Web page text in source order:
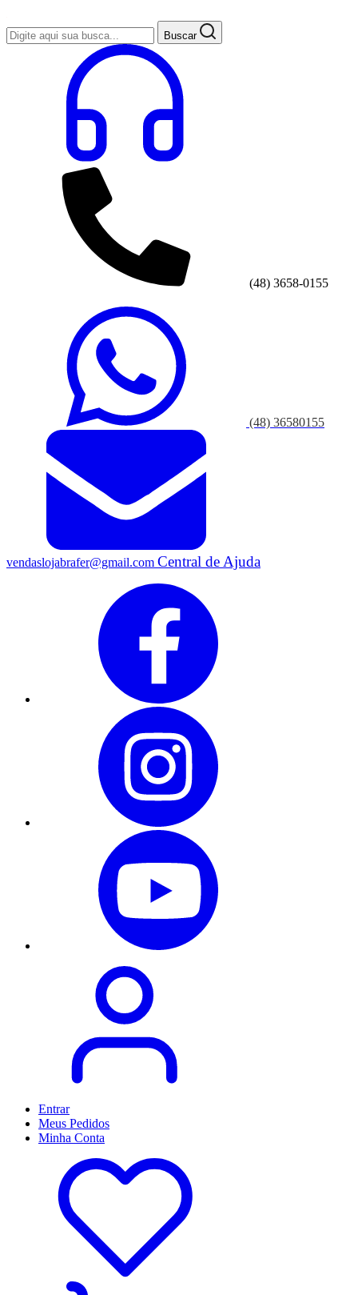
Buscar
(48) 3658-0155
(48) 36580155
vendaslojabrafer@gmail.com Central de Ajuda
Entrar
Meus Pedidos
Minha Conta